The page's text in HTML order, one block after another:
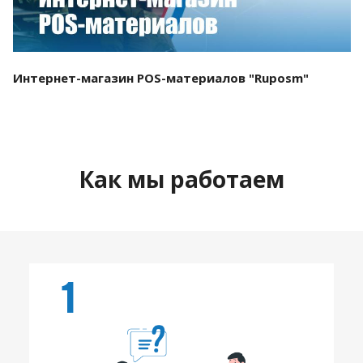
Интернет-магазин POS-материалов "Ruposm"
Как мы работаем
1